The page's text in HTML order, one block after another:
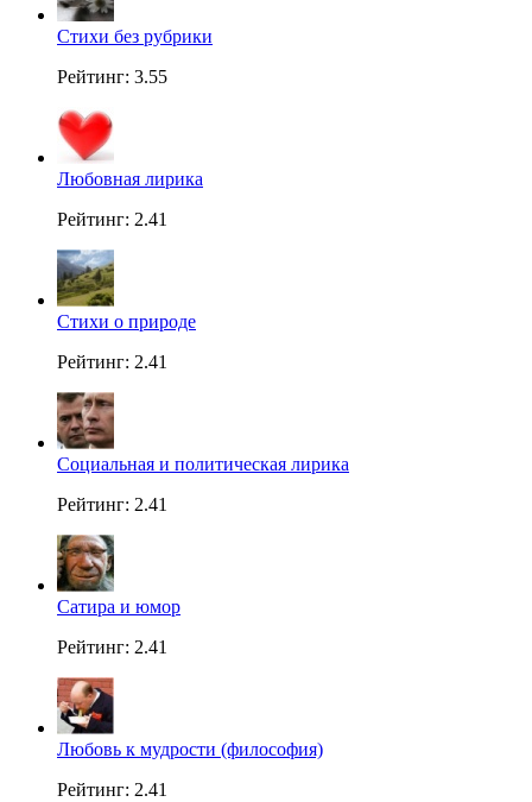
Стихи без рубрики
Рейтинг: 3.55
Любовная лирика
Рейтинг: 2.41
Стихи о природе
Рейтинг: 2.41
Социальная и политическая лирика
Рейтинг: 2.41
Сатира и юмор
Рейтинг: 2.41
Любовь к мудрости (философия)
Рейтинг: 2.41